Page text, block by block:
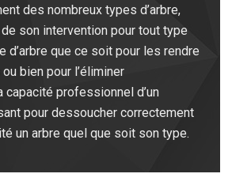
des nombreux types d’arbre,
son intervention pour tout type
d’arbre que ce soit pour les rendre
bien pour l’éliminer
capacité professionnel d’un
pour dessoucher correctement
un arbre quel que soit son type.